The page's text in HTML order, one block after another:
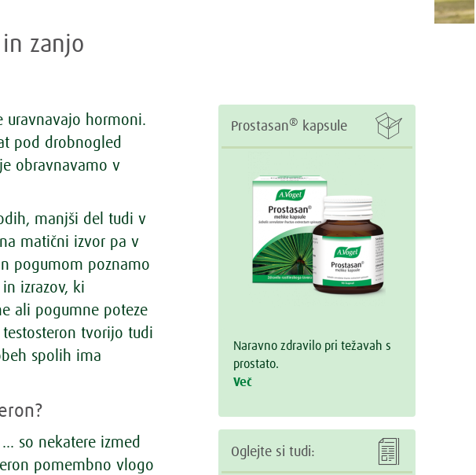
zanjo
uravnavajo hormoni.
pod drobnogled
obravnavamo v
manjši del tudi v
matični izvor pa v
pogumom poznamo
izrazov, ki
ali pogumne poteze
tvorijo tudi
spolih ima
so nekatere izmed
pomembno vlogo

Prostasan® kapsule
Naravno zdravilo pri težavah s
prostato.
Več

Oglejte si tudi: